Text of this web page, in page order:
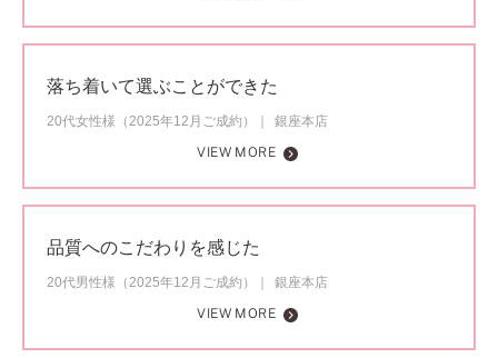
落ち着いて選ぶことができた
20代女性様（2025年12月ご成約）
銀座本店
VIEW MORE
品質へのこだわりを感じた
20代男性様（2025年12月ご成約）
銀座本店
VIEW MORE